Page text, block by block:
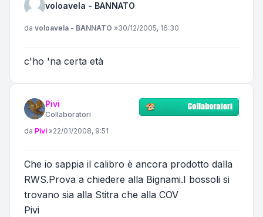
voloavela - BANNATO
Messaggio
da voloavela - BANNATO »30/12/2005, 16:30
c'ho 'na certa età
Pivi
Collaboratori
Messaggio
da Pivi »22/01/2008, 9:51
Che io sappia il calibro è ancora prodotto dalla
RWS.Prova a chiedere alla Bignami.I bossoli si
trovano sia alla Stitra che alla COV
Pivi